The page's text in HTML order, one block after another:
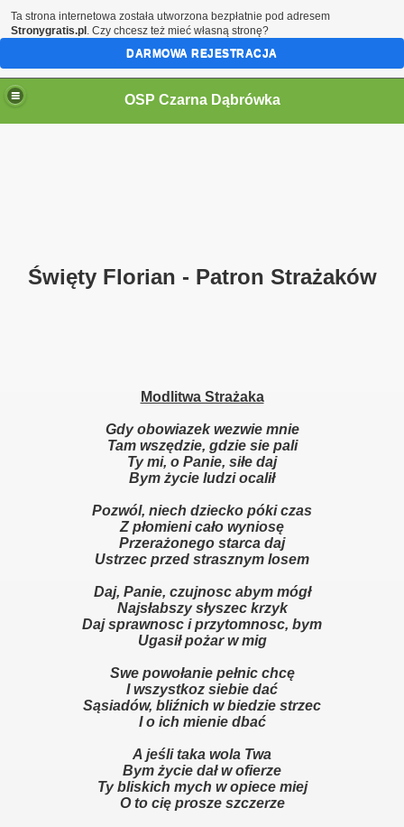
OSP Czarna Dąbrówka
Święty Florian - Patron Strażaków
Modlitwa Strażaka
Gdy obowiazek wezwie mnie
Tam wszędzie, gdzie sie pali
Ty mi, o Panie, siłe daj
Bym życie ludzi ocalił
Pozwól, niech dziecko póki czas
Z płomieni cało wyniosę
Przerażonego starca daj
Ustrzec przed strasznym losem
Daj, Panie, czujnosc abym mógł
Najsłabszy słyszec krzyk
Daj sprawnosc i przytomnosc, bym
Ugasił pożar w mig
Swe powołanie pełnic chcę
I wszystkoz siebie dać
Sąsiadów, bliźnich w biedzie strzec
I o ich mienie dbać
A jeśli taka wola Twa
Bym życie dał w ofierze
Ty bliskich mych w opiece miej
O to cię prosze szczerze
Ta strona internetowa została utworzona bezpłatnie pod adresem
Stronygratis.pl . Czy chcesz też mieć własną stronę?
DARMOWA REJESTRACJA